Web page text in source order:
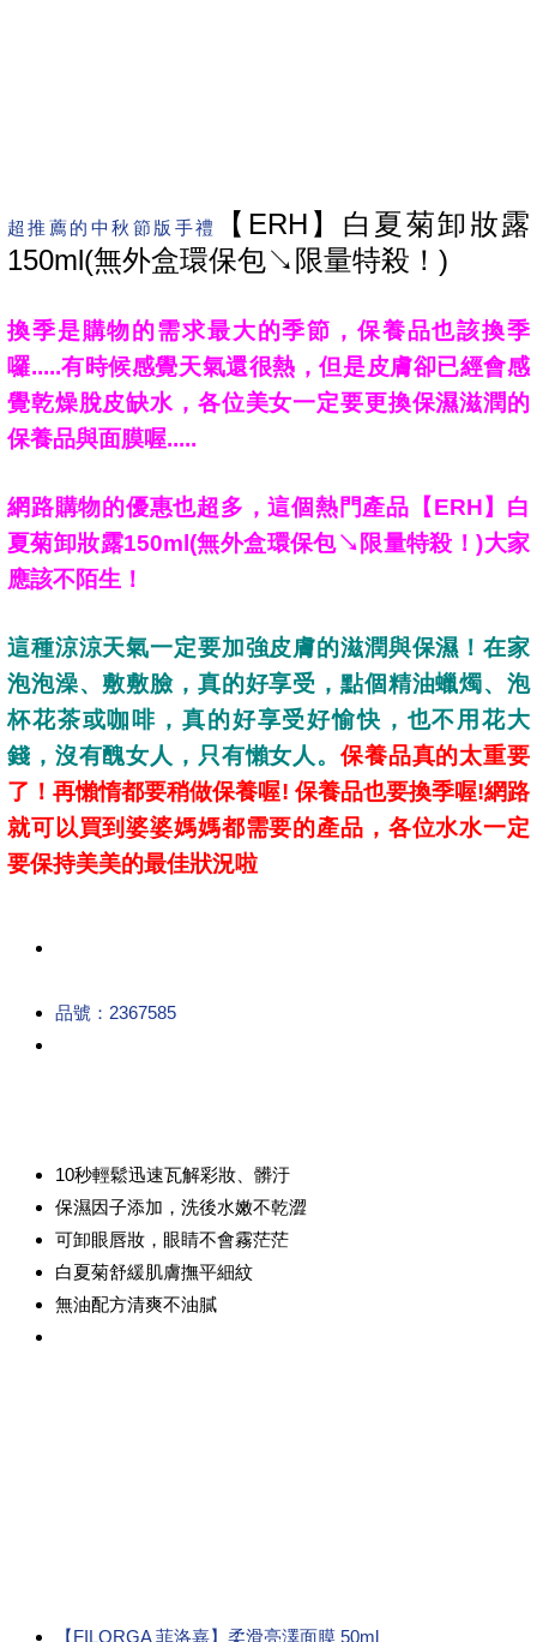
超推薦的中秋節版手禮
【ERH】白夏菊卸妝露
150ml(無外盒環保包↘限量特殺！)
換季是購物的需求最大的季節，保養品也該換季
囉.....有時候感覺天氣還很熱，但是皮膚卻已經會感
覺乾燥脫皮缺水，各位美女一定要更換保濕滋潤的
保養品與面膜喔.....
網路購物的優惠也超多，這個熱門產品 【ERH】白
夏菊卸妝露150ml(無外盒環保包↘限量特殺！)大家
應該不陌生！
這種涼涼天氣一定要加強皮膚的滋潤與保濕！在家
泡泡澡、敷敷臉，真的好享受，點個精油蠟燭、泡
杯花茶或咖啡，真的好享受好愉快，也不用花大
錢，沒有醜女人，只有懶女人。 保養品真的太重要
了！再懶惰都要稍做保養喔! 保養品也要換季喔!網路
就可以買到婆婆媽媽都需要的產品，各位水水一定
要保持美美的最佳狀況啦
品號：2367585
10秒輕鬆迅速瓦解彩妝、髒汙
保濕因子添加，洗後水嫩不乾澀
可卸眼唇妝，眼睛不會霧茫茫
白夏菊舒緩肌膚撫平細紋
無油配方清爽不油膩
【FILORGA 菲洛嘉】柔滑亮澤面膜 50ml